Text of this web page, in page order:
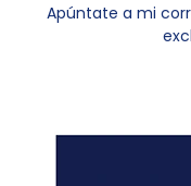
Apúntate a mi